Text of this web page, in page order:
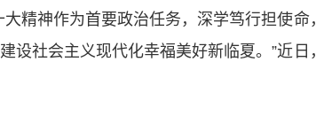
神作为首要政治任务，深学笃行担使命
设社会主义现代化幸福美好新临夏。”近日